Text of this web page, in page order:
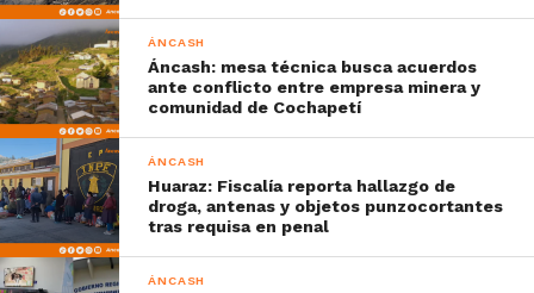
ÁNCASH
Áncash: mesa técnica busca acuerdos
ante conflicto entre empresa minera y
comunidad de Cochapetí
ÁNCASH
Huaraz: Fiscalía reporta hallazgo de
droga, antenas y objetos punzocortantes
tras requisa en penal
ÁNCASH